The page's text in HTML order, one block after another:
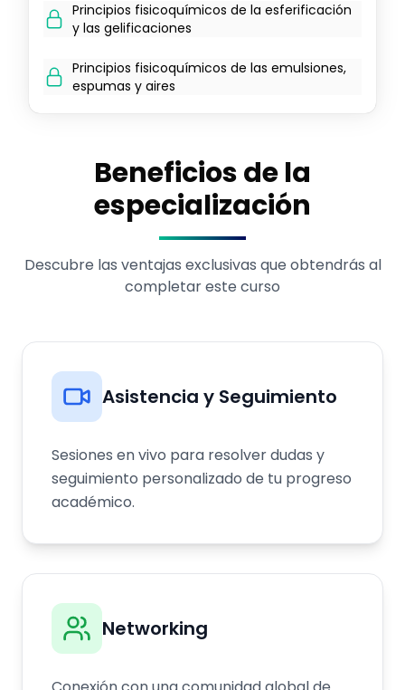
Principios fisicoquímicos de la esferificación
y las gelificaciones
Principios fisicoquímicos de las emulsiones,
espumas y aires
Beneficios de la
especialización
Descubre las ventajas exclusivas que obtendrás al
completar este curso
Asistencia y Seguimiento
Sesiones en vivo para resolver dudas y
seguimiento personalizado de tu progreso
académico.
Networking